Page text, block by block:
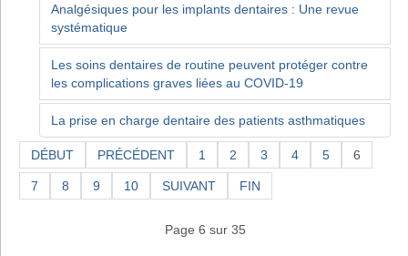
Analgésiques pour les implants dentaires : Une revue
systématique
Les soins dentaires de routine peuvent protéger contre
les complications graves liées au COVID-19
La prise en charge dentaire des patients asthmatiques
DÉBUT PRÉCÉDENT 1 2 3 4 5 6
7 8 9 10 SUIVANT FIN
Page 6 sur 35